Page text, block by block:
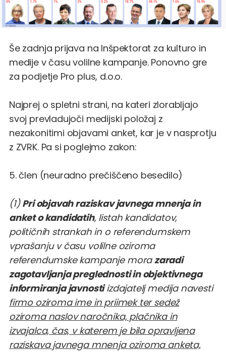
Še zadnja prijava na Inšpektorat za kulturo in
medije v času volilne kampanje. Ponovno gre
za podjetje Pro plus, d.o.o.
Najprej o spletni strani, na kateri zlorabljajo
svoj prevladujoči medijski položaj z
nezakonitimi objavami anket, kar je v nasprotju
z ZVRK. Pa si poglejmo zakon:
5. člen (neuradno prečiščeno besedilo)
(1)Pri objavah raziskav javnega mnenja in
anket o kandidatih, listah kandidatov,
političnih strankah in o referendumskem
vprašanju v času volilne oziroma
referendumske kampanje morazaradi
zagotavljanja preglednosti in objektivnega
informiranja javnostiizdajatelj medija navesti
firmo oziroma ime in priimek ter sedež
oziroma naslov naročnika, plačnika in
izvajalca, čas, v katerem je bila opravljena
raziskava javnega mnenja oziroma anketa,